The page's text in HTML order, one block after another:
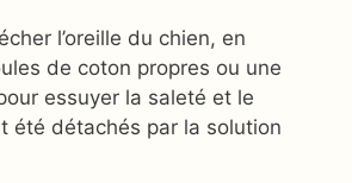
l’oreille du chien, en
de coton propres ou une
essuyer la saleté et le
été détachés par la solution